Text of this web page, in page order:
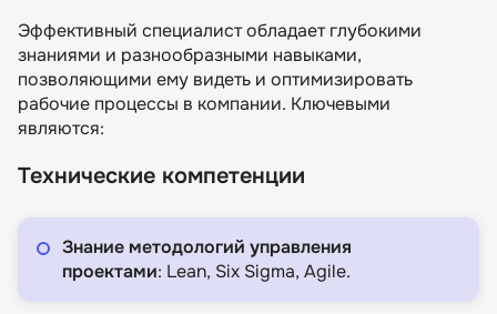
Эффективный специалист обладает глубокими
знаниями и разнообразными навыками,
позволяющими ему видеть и оптимизировать
рабочие процессы в компании. Ключевыми
являются:
Технические компетенции
Знание методологий управления
проектами: Lean, Six Sigma, Agile.